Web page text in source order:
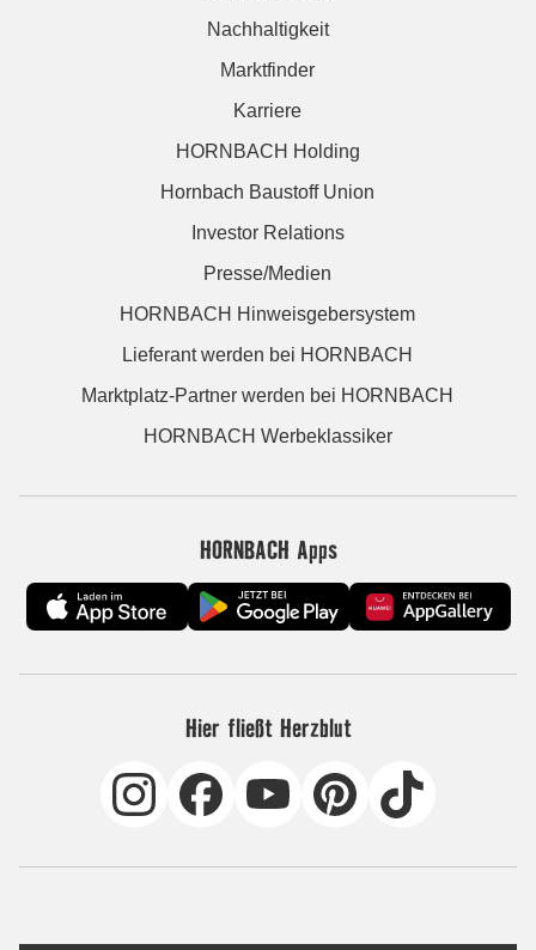
Nachhaltigkeit
Marktfinder
Karriere
HORNBACH Holding
Hornbach Baustoff Union
Investor Relations
Presse/Medien
HORNBACH Hinweisgebersystem
Lieferant werden bei HORNBACH
Marktplatz-Partner werden bei HORNBACH
HORNBACH Werbeklassiker
HORNBACH Apps
Hier fließt Herzblut